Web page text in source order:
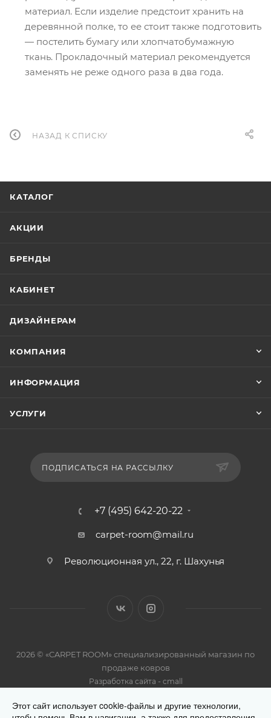
материал. Если изделие предстоит хранить на
деревянной полке, то ее стоит также подготовить
— постелить бумагу или хлопчатобумажную
ткань. Прокладочный материал рекомендуется
заменять не реже одного раза в два года.
НАЗАД К СПИСКУ
КАТАЛОГ
АКЦИИ
БРЕНДЫ
КАБИНЕТ
ДИЗАЙНЕРАМ
КОМПАНИЯ
ИНФОРМАЦИЯ
УСЛУГИ
ПОДПИСАТЬСЯ НА РАССЫЛКУ
+7 (495) 642-20-22
carpet-room@mail.ru
Революционная ул., 22, г. Шахунья
2026 © «CARPET ROOM» специализированный магазин по
продаже ковров
Разработка сайта - cmall
Этот сайт использует cookie-файлы и другие технологии,